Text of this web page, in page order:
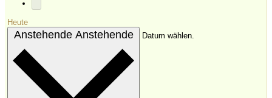
Heute
Anstehende Anstehende Datum wählen.